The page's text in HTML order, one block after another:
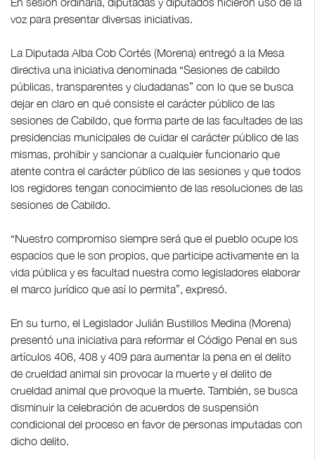
voz para presentar diversas iniciativas.
La Diputada Alba Cob Cortés (Morena) entregó a la Mesa
directiva una iniciativa denominada “Sesiones de cabildo
públicas, transparentes y ciudadanas” con lo que se busca
dejar en claro en qué consiste el carácter público de las
sesiones de Cabildo, que forma parte de las facultades de las
presidencias municipales de cuidar el carácter público de las
mismas, prohibir y sancionar a cualquier funcionario que
atente contra el carácter público de las sesiones y que todos
los regidores tengan conocimiento de las resoluciones de las
sesiones de Cabildo.
“Nuestro compromiso siempre será que el pueblo ocupe los
espacios que le son propios, que participe activamente en la
vida pública y es facultad nuestra como legisladores elaborar
el marco jurídico que así lo permita”, expresó.
En su turno, el Legislador Julián Bustillos Medina (Morena)
presentó una iniciativa para reformar el Código Penal en sus
artículos 406, 408 y 409 para aumentar la pena en el delito
de crueldad animal sin provocar la muerte y el delito de
crueldad animal que provoque la muerte. También, se busca
disminuir la celebración de acuerdos de suspensión
condicional del proceso en favor de personas imputadas con
dicho delito.